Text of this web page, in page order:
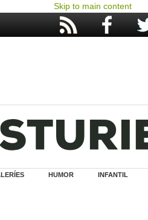
Skip to main content
HUMOR INFANTIL